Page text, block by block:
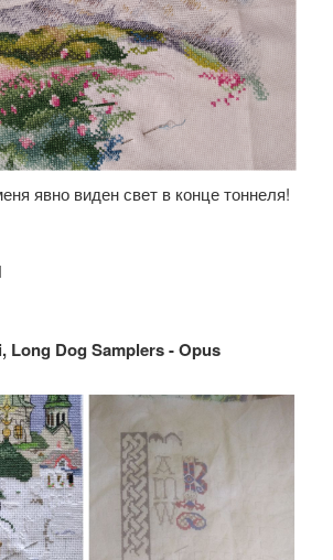
явно виден свет в конце тоннеля!
Long Dog Samplers - Opus